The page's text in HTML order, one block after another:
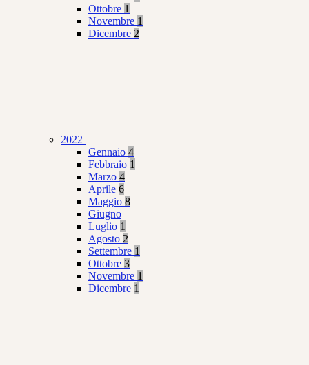
Ottobre 1
Novembre 1
Dicembre 2
2022
Gennaio 4
Febbraio 1
Marzo 4
Aprile 6
Maggio 8
Giugno
Luglio 1
Agosto 2
Settembre 1
Ottobre 3
Novembre 1
Dicembre 1